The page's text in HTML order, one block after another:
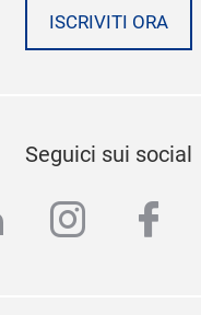
ISCRIVITI ORA
Seguici sui social